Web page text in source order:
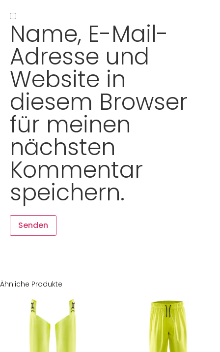
Name, E-Mail-
Adresse und
Website in
diesem Browser
für meinen
nächsten
Kommentar
speichern.
Ähnliche Produkte